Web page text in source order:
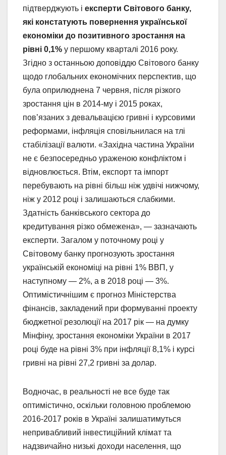
підтверджують і експерти Світового банку,
які констатують повернення української
економіки до позитивного зростання на
рівні 0,1% у першому кварталі 2016 року.
Згідно з останньою доповіддю Світового банку
щодо глобальних економічних перспектив, що
була оприлюднена 7 червня, після різкого
зростання цін в 2014-му і 2015 роках,
пов’язаних з девальвацією гривні і курсовими
реформами, інфляція сповільнилася на тлі
стабілізації валюти. «Західна частина України
не є безпосередньо ураженою конфліктом і
відновлюється. Втім, експорт та імпорт
перебувають на рівні більш ніж удвічі нижчому,
ніж у 2012 році і залишаються слабкими.
Здатність банківського сектора до
кредитування різко обмежена», — зазначають
експерти. Загалом у поточному році у
Світовому банку прогнозують зростання
українській економіці на рівні 1% ВВП, у
наступному — 2%, а в 2018 році — 3%.
Оптимістичнішим є прогноз Міністерства
фінансів, закладений при формуванні проекту
бюджетної резолюції на 2017 рік — на думку
Мінфіну, зростання економіки України в 2017
році буде на рівні 3% при інфляції 8,1% і курсі
гривні на рівні 27,2 гривні за долар.
Водночас, в реальності не все буде так
оптимістично, оскільки головною проблемою
2016-2017 років в Україні залишатимуться
непривабливий інвестиційний клімат та
надзвичайно низькі доходи населення, що